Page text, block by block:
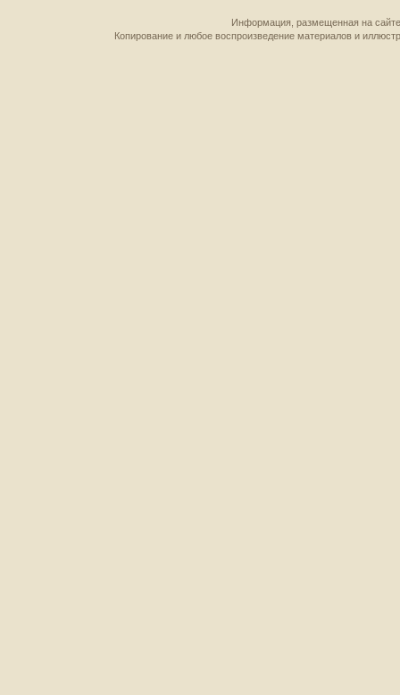
Информация, размещенная на
Копирование и любое воспроизведение материалов и